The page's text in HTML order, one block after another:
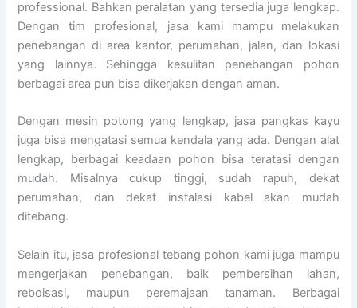
professional. Bahkan peralatan yang tersedia juga lengkap.
Dengan tim profesional, jasa kami mampu melakukan
penebangan di area kantor, perumahan, jalan, dan lokasi
yang lainnya. Sehingga kesulitan penebangan pohon
berbagai area pun bisa dikerjakan dengan aman.
Dengan mesin potong yang lengkap, jasa pangkas kayu
juga bisa mengatasi semua kendala yang ada. Dengan alat
lengkap, berbagai keadaan pohon bisa teratasi dengan
mudah. Misalnya cukup tinggi, sudah rapuh, dekat
perumahan, dan dekat instalasi kabel akan mudah
ditebang.
Selain itu, jasa profesional tebang pohon kami juga mampu
mengerjakan penebangan, baik pembersihan lahan,
reboisasi, maupun peremajaan tanaman. Berbagai